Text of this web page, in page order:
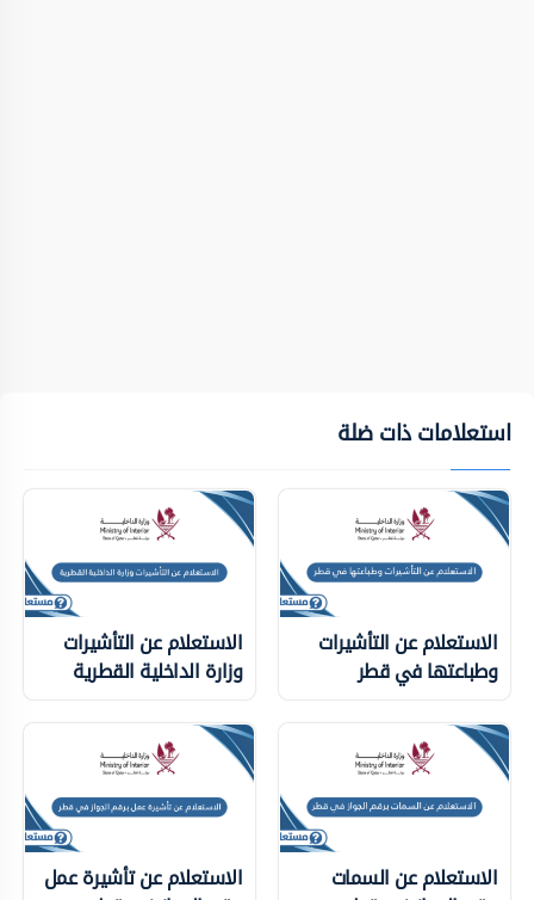
استعلامات ذات ضلة
الاستعلام عن التأشيرات
وطباعتها في قطر
الاستعلام عن التأشيرات
وزارة الداخلية ‏القطرية
الاستعلام عن السمات الاستعلام عن تأشيرة عمل